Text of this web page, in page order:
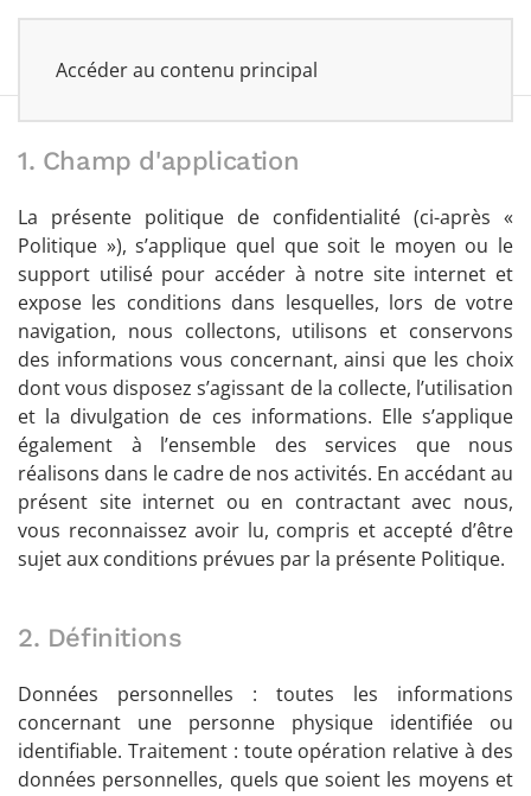
Accéder au contenu principal
1. Champ d'application
La présente politique de confidentialité (ci-après «
Politique »), s’applique quel que soit le moyen ou le
support utilisé pour accéder à notre site internet et
expose les conditions dans lesquelles, lors de votre
navigation, nous collectons, utilisons et conservons
des informations vous concernant, ainsi que les choix
dont vous disposez s’agissant de la collecte, l’utilisation
et la divulgation de ces informations. Elle s’applique
également à l’ensemble des services que nous
réalisons dans le cadre de nos activités. En accédant au
présent site internet ou en contractant avec nous,
vous reconnaissez avoir lu, compris et accepté d’être
sujet aux conditions prévues par la présente Politique.
2. Définitions
Données personnelles : toutes les informations
concernant une personne physique identifiée ou
identifiable. Traitement : toute opération relative à des
données personnelles, quels que soient les moyens et